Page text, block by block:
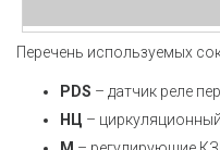
Перечень используемых
РDS – датчик реле
НЦ –